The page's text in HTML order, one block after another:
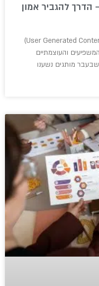
הדרך להגביר אמון
תוכן שנוצר על ידי גולשים (User Generated Content – UGC)
והעוצמתיים
שבעבר מותגים נשענו